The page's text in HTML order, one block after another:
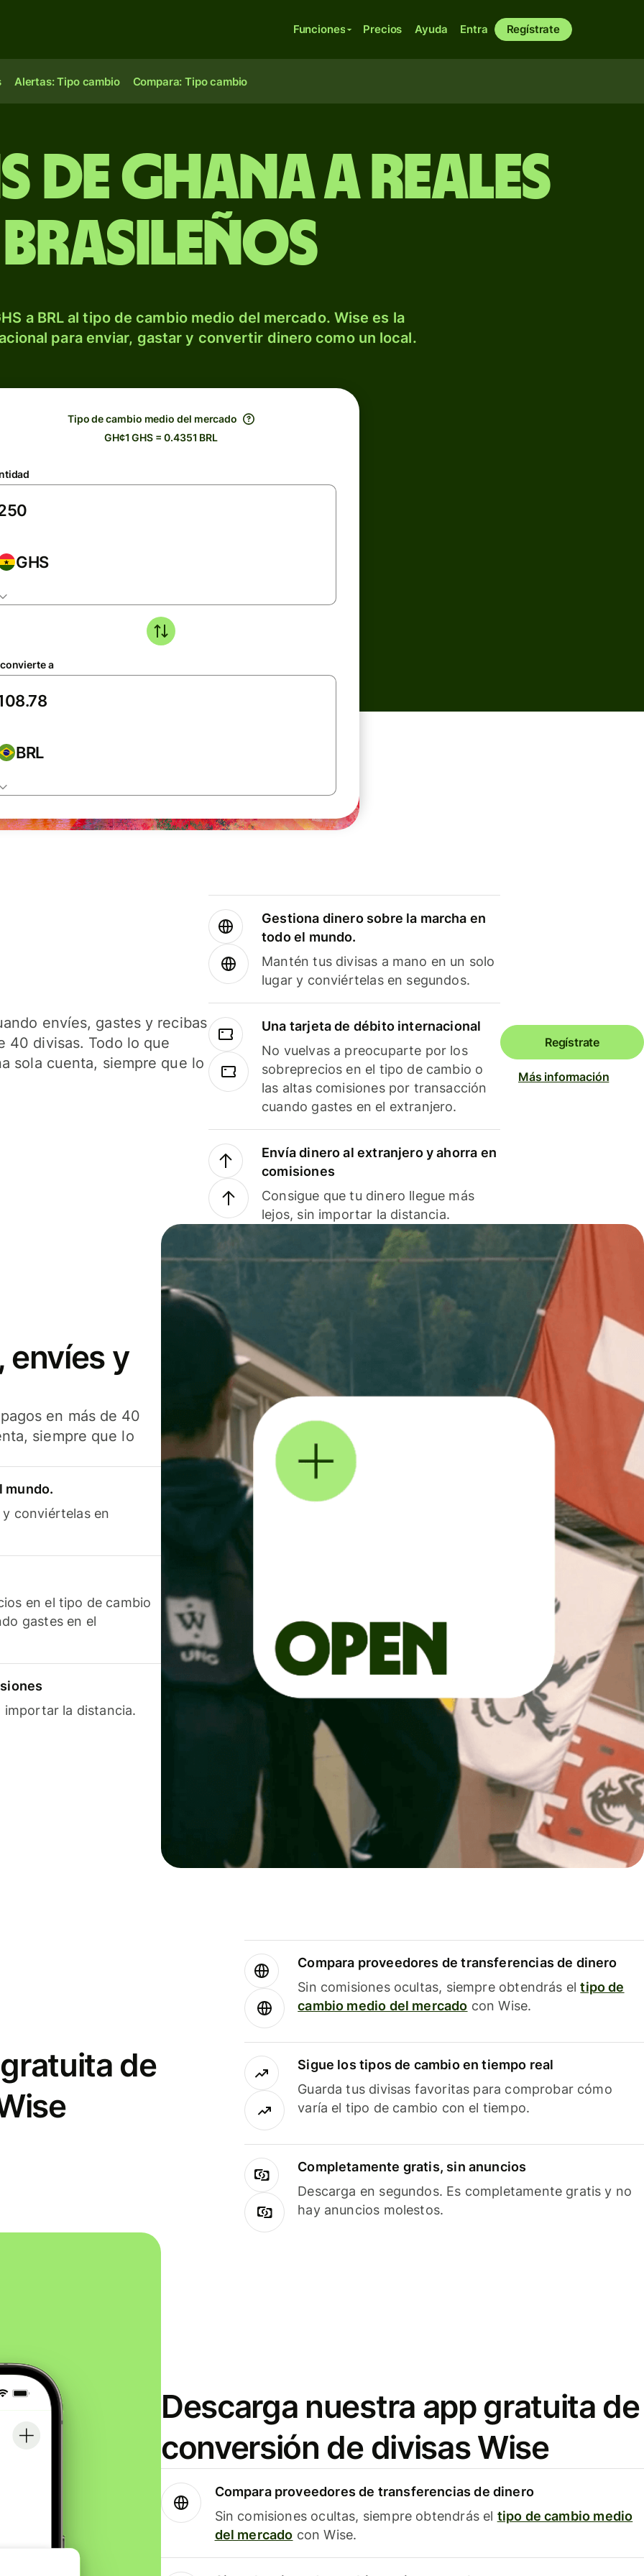
Funciones Precios Ayuda Entra Regístrate
Alertas: Tipo cambio Compara: Tipo cambio
de Ghana a reales
brasileños
a BRL al tipo de cambio medio del mercado. Wise es la
para enviar, gastar y convertir dinero como un local.
Tipo de cambio medio del mercado
GH¢1 GHS = 0.4351 BRL
GHS
a
BRL
envíes, gastes y recibas
40 divisas. Todo lo que
sola cuenta, siempre que lo
Gestiona dinero sobre la marcha en
todo el mundo.
Mantén tus divisas a mano en un solo
lugar y conviértelas en segundos.
Una tarjeta de débito internacional
No vuelvas a preocuparte por los
sobreprecios en el tipo de cambio o
las altas comisiones por transacción
cuando gastes en el extranjero.
Envía dinero al extranjero y ahorra en
comisiones
Consigue que tu dinero llegue más
lejos, sin importar la distancia.
Regístrate
Más información
envíes y
en más de 40
siempre que lo
mundo.
conviértelas en
en el tipo de cambio
gastes en el
importar la distancia.
de
Compara proveedores de transferencias de dinero
Sin comisiones ocultas, siempre obtendrás eltipo de
cambio medio del mercado con Wise.
Sigue los tipos de cambio en tiempo real
Guarda tus divisas favoritas para comprobar cómo
varía el tipo de cambio con el tiempo.
Completamente gratis, sin anuncios
Descarga en segundos. Es completamente gratis y no
hay anuncios molestos.
Descarga nuestra app gratuita de
conversión de divisas Wise
Compara proveedores de transferencias de dinero
Sin comisiones ocultas, siempre obtendrás el tipo de cambio medio
del mercado con Wise.